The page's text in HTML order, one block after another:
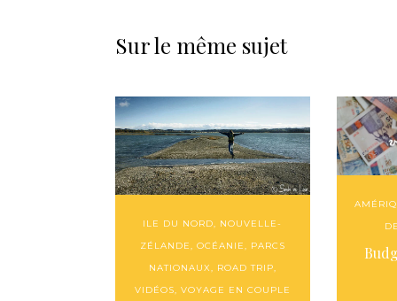
Sur le même sujet
ILE DU NORD, NOUVELLE-
ZÉLANDE, OCÉANIE, PARCS
NATIONAUX, ROAD TRIP,
VIDÉOS, VOYAGE EN COUPLE